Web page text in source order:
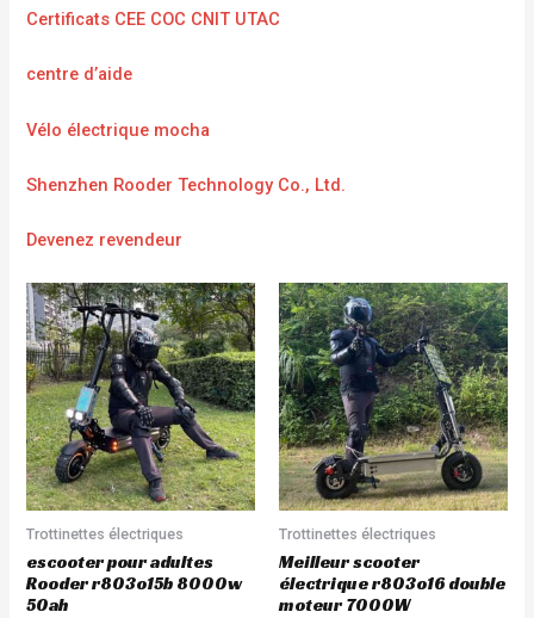
Certificats CEE COC CNIT UTAC
centre d’aide
Vélo électrique mocha
Shenzhen Rooder Technology Co., Ltd.
Devenez revendeur
Trottinettes électriques
escooter pour adultes
Rooder r803o15b 8000w
50ah
Trottinettes électriques
Meilleur scooter
électrique r803o16 double
moteur 7000W